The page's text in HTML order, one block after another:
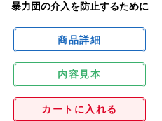
暴力団の介入を防止するために
内容見本
カートに入れる